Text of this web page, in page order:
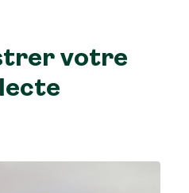
votre